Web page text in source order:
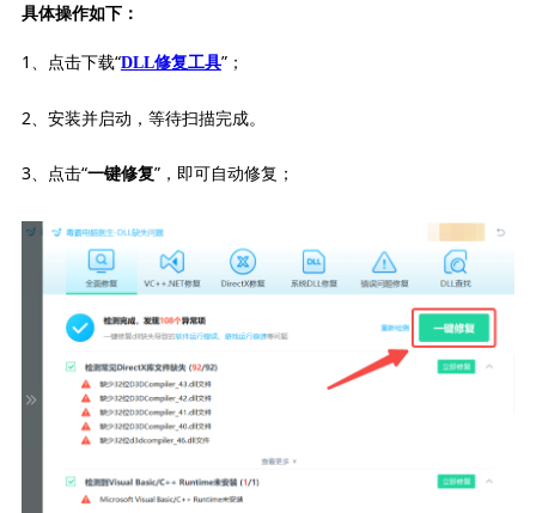
具体操作如下：
1、点击下载“DLL修复工具”；
2、安装并启动，等待扫描完成。
3、点击“一键修复”，即可自动修复；